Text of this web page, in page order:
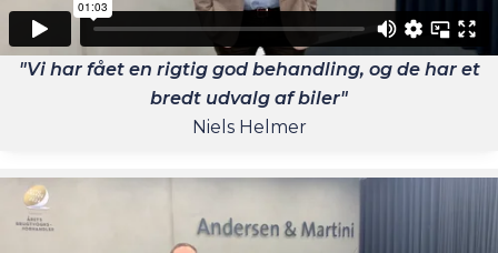
"Vi har fået en rigtig god behandling, og de har et
bredt udvalg af biler"
Niels Helmer